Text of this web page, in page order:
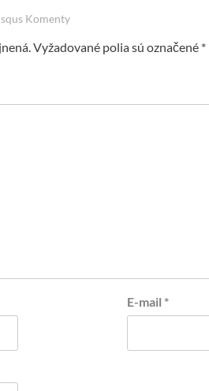
Komenty
Vyžadované polia sú označené *
E-mail *